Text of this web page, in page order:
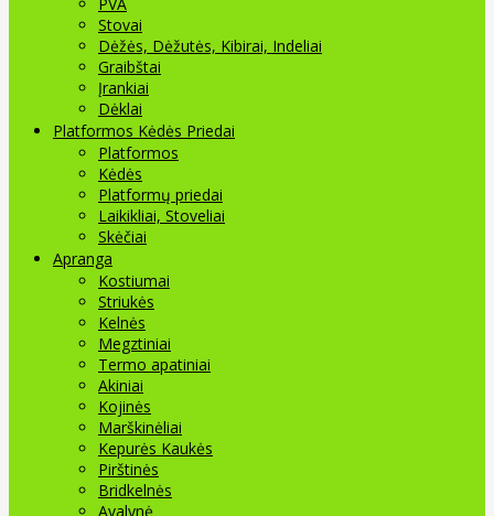
Stovai
Dėžės, Dėžutės, Kibirai, Indeliai
Graibštai
Įrankiai
Dėklai
Platformos Kėdės Priedai
Platformos
Kėdės
Platformų priedai
Laikikliai, Stoveliai
Skėčiai
Apranga
Kostiumai
Striukės
Kelnės
Megztiniai
Termo apatiniai
Akiniai
Kojinės
Marškinėliai
Kepurės Kaukės
Pirštinės
Bridkelnės
Avalynė